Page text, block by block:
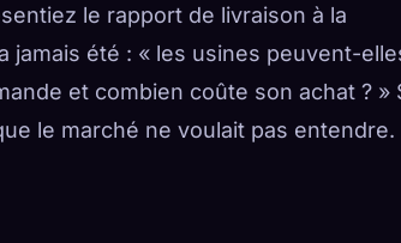
le rapport de livraison à la
jamais été : « les usines peuvent-
et combien coûte son achat ? »
le marché ne voulait pas entendre.